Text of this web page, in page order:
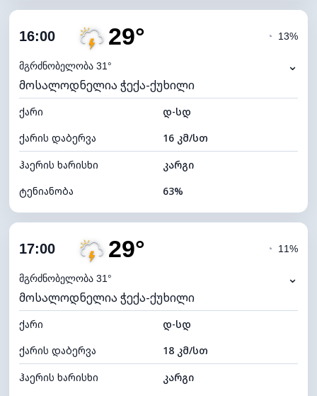
ღრუბლიანობა
ნამის წერტილი
ხილვადობა
9 კმ
განათების ინდექსი 7 (ნათელი)
ღრუბლის სიმაღლე 7520 მ
16:00 29°
მგრძნობელობა 31°
◔ 13%
⌄
მოსალოდნელია ჭექა-ქუხილი
ქარი
დ-სდ
ქარის დაბერვა
16 კმ/სთ
ჰაერის ხარისხი
კარგი
ტენიანობა
63%
ღრუბლიანობა
ნამის წერტილი
ხილვადობა
9 კმ
განათების ინდექსი 4 (მკრთალი)
ღრუბლის სიმაღლე 5440 მ
17:00 29°
მგრძნობელობა 31°
◔ 11%
⌄
მოსალოდნელია ჭექა-ქუხილი
ქარი
დ-სდ
ქარის დაბერვა
18 კმ/სთ
ჰაერის ხარისხი
კარგი